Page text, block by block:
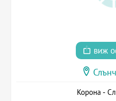
виж
Корона -